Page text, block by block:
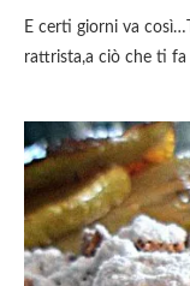
E certi giorni va
rattrista,a ciò che ti fa